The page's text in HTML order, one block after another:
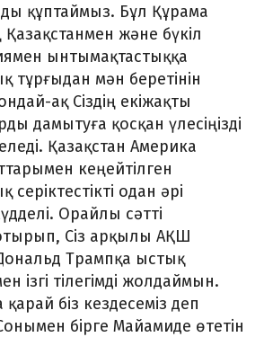
құптаймыз. Бұл Құрама
және бүкіл
ынтымақтастыққа
тұрғыдан мән беретінін
ақ Сіздің екіжақты
дамытуға қосқан үлесіңізді
Қазақстан Америка
кеңейтілген
серіктестікті одан әрі
Орайлы сәтті
Сіз арқылы АҚШ
Трампқа ыстық
ізгі тілегімді жолдаймын.
біз кездесеміз деп
бірге Майамиде өтетін